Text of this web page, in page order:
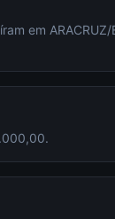
em ARACRUZ/